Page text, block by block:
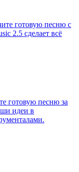
готовую песню с
2.5 сделает всё
готовую песню за
идеи в